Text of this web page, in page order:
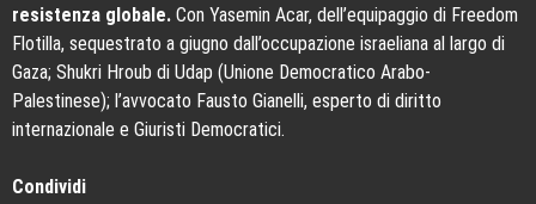
resistenza globale. Con Yasemin Acar, dell’equipaggio di Freedom
Flotilla, sequestrato a giugno dall’occupazione israeliana al largo di
Gaza; Shukri Hroub di Udap (Unione Democratico Arabo-
Palestinese); l’avvocato Fausto Gianelli, esperto di diritto
internazionale e Giuristi Democratici.
Condividi